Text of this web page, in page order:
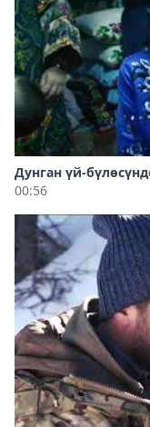
Дунган үй-
00:56